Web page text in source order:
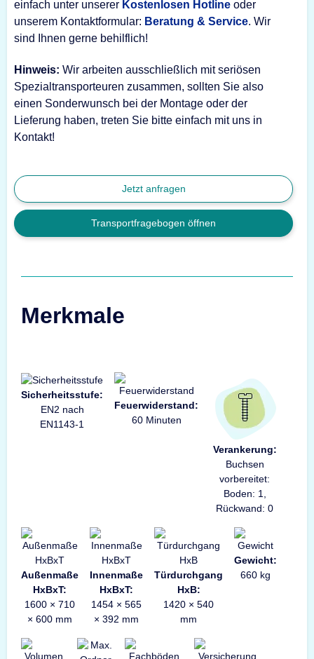
einfach unter unserer Kostenlosen Hotline oder
unserem Kontaktformular: Beratung & Service. Wir
sind Ihnen gerne behilflich!
Hinweis: Wir arbeiten ausschließlich mit seriösen
Spezialtransporteuren zusammen, sollten Sie also
einen Sonderwunsch bei der Montage oder der
Lieferung haben, treten Sie bitte einfach mit uns in
Kontakt!
Jetzt anfragen
Transportfragebogen öffnen
Merkmale
Sicherheitsstufe:
EN2 nach
EN1143-1
Feuerwiderstand:
60 Minuten
Verankerung:
Buchsen
vorbereitet:
Boden: 1,
Rückwand: 0
Außenmaße
HxBxT:
1600 × 710
× 600 mm
Innenmaße
HxBxT:
1454 × 565
× 392 mm
Türdurchgang
HxB:
1420 × 540
mm
Gewicht:
660 kg